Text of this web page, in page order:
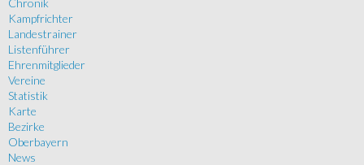
Chronik
Kampfrichter
Landestrainer
Listenführer
Ehrenmitglieder
Vereine
Statistik
Karte
Bezirke
Oberbayern
News